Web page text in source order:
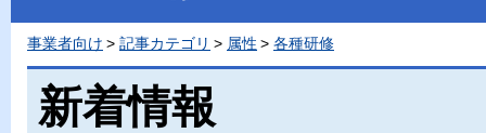
事業者向け 記事カテゴリ 属性 各種研修
新着情報